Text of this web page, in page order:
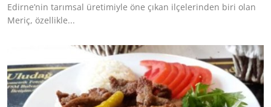
Edirne’nin tarımsal üretimiyle öne çıkan ilçelerinden biri olan
Meriç, özellikle...